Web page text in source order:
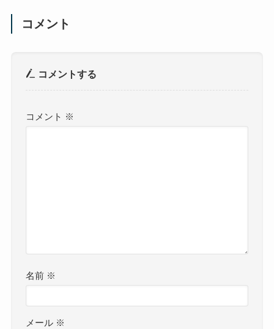
コメント
コメントする
コメント ※
名前 ※
メール ※